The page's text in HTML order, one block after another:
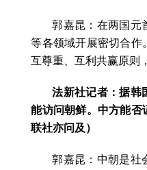
郭嘉昆：在两国元
等各领域开展密切合作
互尊重、互利共赢原则
法新社记者：据韩
能访问朝鲜。中方能否
联社亦问及）
郭嘉昆：中朝是社